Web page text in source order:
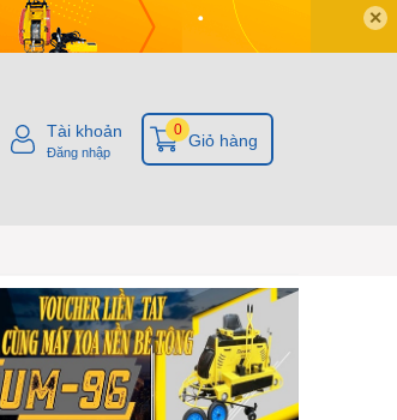
✕
Tài khoản
Đăng nhập
Giỏ hàng
0